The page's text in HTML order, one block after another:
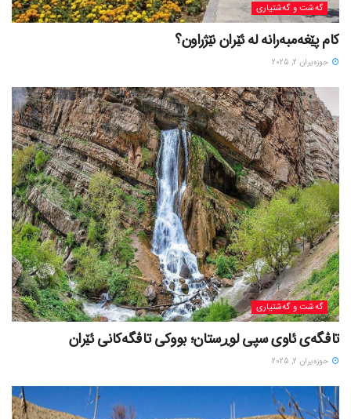
گه‌شت و گه‌شتیاری
کام پێغەمبەرانە لە ئێران نێژراون؟
حوزه‌یران 2, 2025
گه‌شت و گه‌شتیاری
تاڤگەی ئاوی سپی لوڕستان؛ بووکی تاڤگەکانی ئێران
حوزه‌یران 2, 2025